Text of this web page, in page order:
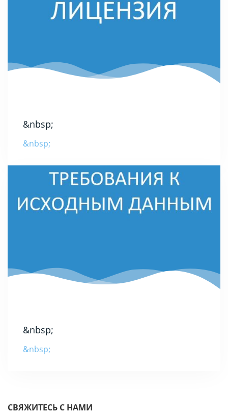
&nbsp;
&nbsp;
&nbsp;
&nbsp;
СВЯЖИТЕСЬ С НАМИ